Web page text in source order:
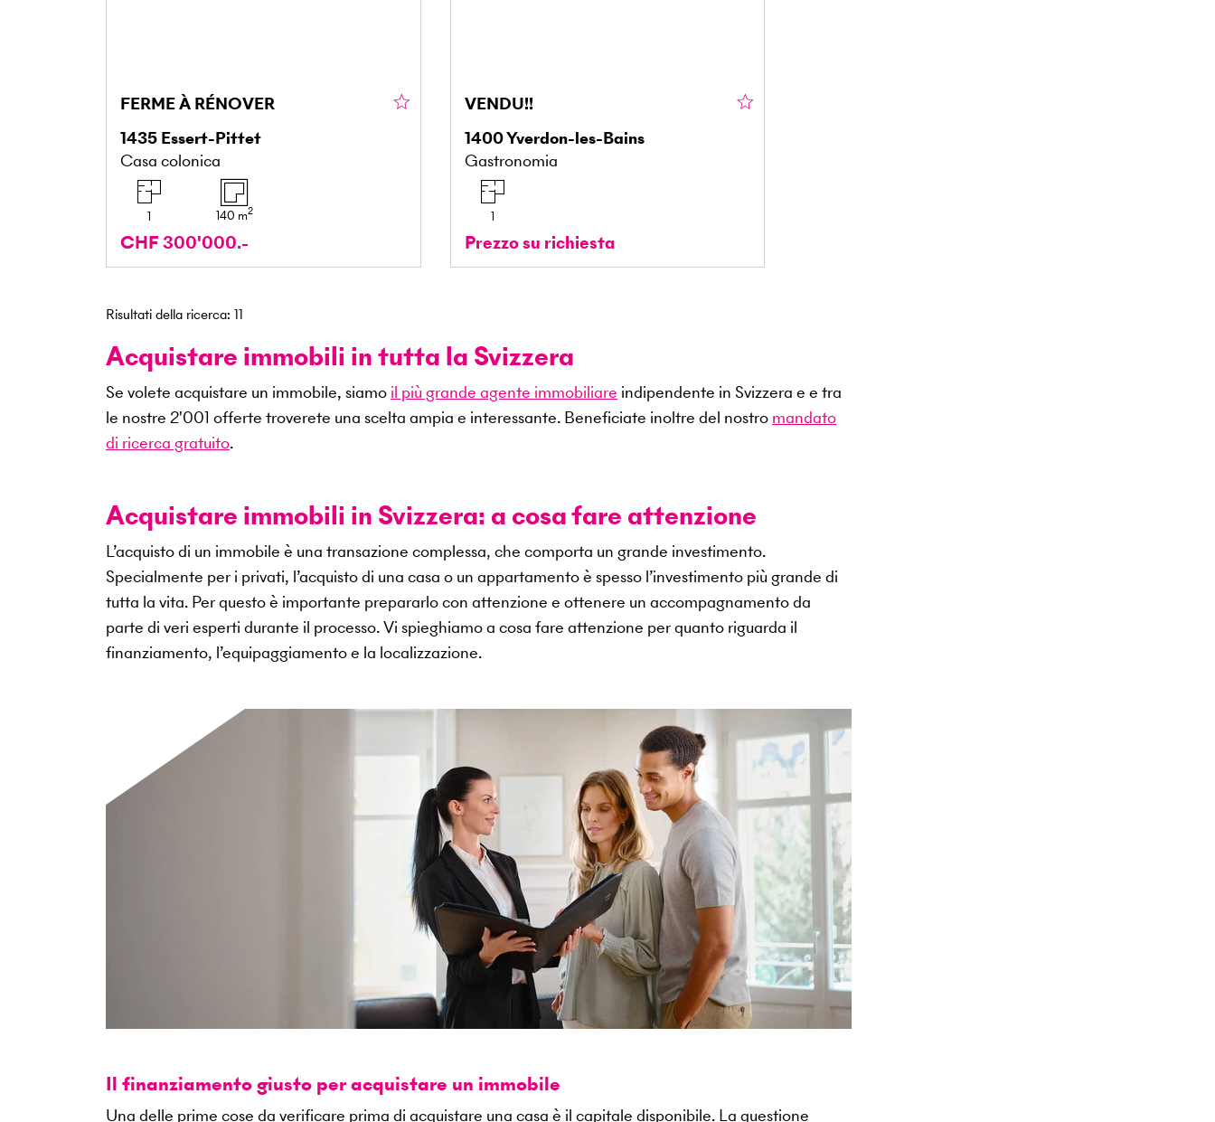
FERME À RÉNOVER
1435 Essert-Pittet
Casa colonica
1 140 m2
CHF 300'000.-
VENDU!!
1400Yverdon-les-Bains
Gastronomia
1
Prezzo su richiesta
Risultati della ricerca: 11
Acquistare immobili in tutta la Svizzera
Se volete acquistare un immobile, siamo il più grande agente immobiliare indipendente in Svizzera e e tra
le nostre 2'001 offerte troverete una scelta ampia e interessante. Beneficiate inoltre del nostro mandato
di ricerca gratuito.
Acquistare immobili in Svizzera: a cosa fare attenzione
L’acquisto di un immobile è una transazione complessa, che comporta un grande investimento.
Specialmente per i privati, l’acquisto di una casa o un appartamento è spesso l’investimento più grande di
tutta la vita. Per questo è importante prepararlo con attenzione e ottenere un accompagnamento da
parte di veri esperti durante il processo. Vi spieghiamo a cosa fare attenzione per quanto riguarda il
finanziamento, l’equipaggiamento e la localizzazione.
Il finanziamento giusto per acquistare un immobile
Una delle prime cose da verificare prima di acquistare una casa è il capitale disponibile. La questione